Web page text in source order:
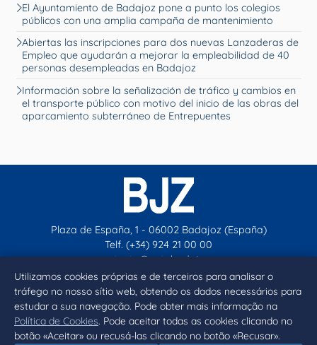
Utilizamos cookies próprias e de terceiros para analisar o
tráfego no nosso sítio web, obtendo os dados necessários para
estudar a sua navegação. Pode obter mais informação na
Política de Cookies. Pode aceitar todas as cookies clicando no
botão «Aceitar» ou recusá-las clicando no botão «Recusar».
El Ayuntamiento de Badajoz pone a punto los colegios
públicos con una amplia campaña de mantenimiento
Abiertas las inscripciones para dos nuevas Lanzaderas de
Empleo que ayudarán a mejorar la empleabilidad de 40
personas desempleadas en Badajoz
Información sobre la señalización de tráfico y cambios en
el transporte público con motivo del inicio de las obras del
aparcamiento subterráneo de Entrepuentes
Plaza de España, 1 - 06002 Badajoz (España)
Telf. (+34) 924 21 00 00
contacto@aytobadajoz.es
Facebook
X Instagram
YouTube
Inicio Aviso legal Privacidad Política de Cookies